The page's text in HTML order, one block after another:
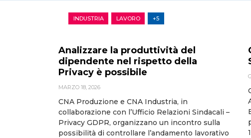
INDUSTRIA LAVORO +5
Analizzare la produttività del
dipendente nel rispetto della
Privacy è possibile
MARZO 18, 2026
CNA Produzione e CNA Industria, in
collaborazione con l’Ufficio Relazioni Sindacali –
Privacy GDPR, organizzano un incontro sulla
possibilità di controllare l’andamento lavorativo